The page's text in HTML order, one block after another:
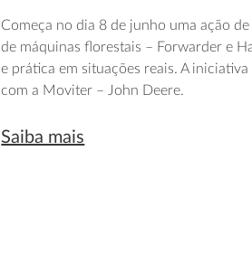
Começa no dia 8 de junho uma ação
de máquinas florestais – Forwarder e
e prática em situações reais. A
com a Moviter – John Deere.
Saiba mais